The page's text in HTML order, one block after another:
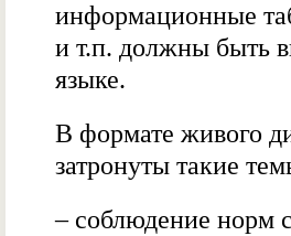
информационные
и т.п. должны быть
языке.
В формате живого
затронуты такие
– соблюдение норм